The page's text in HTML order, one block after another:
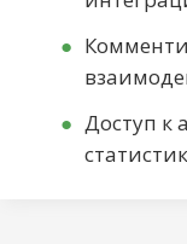
Доступ к